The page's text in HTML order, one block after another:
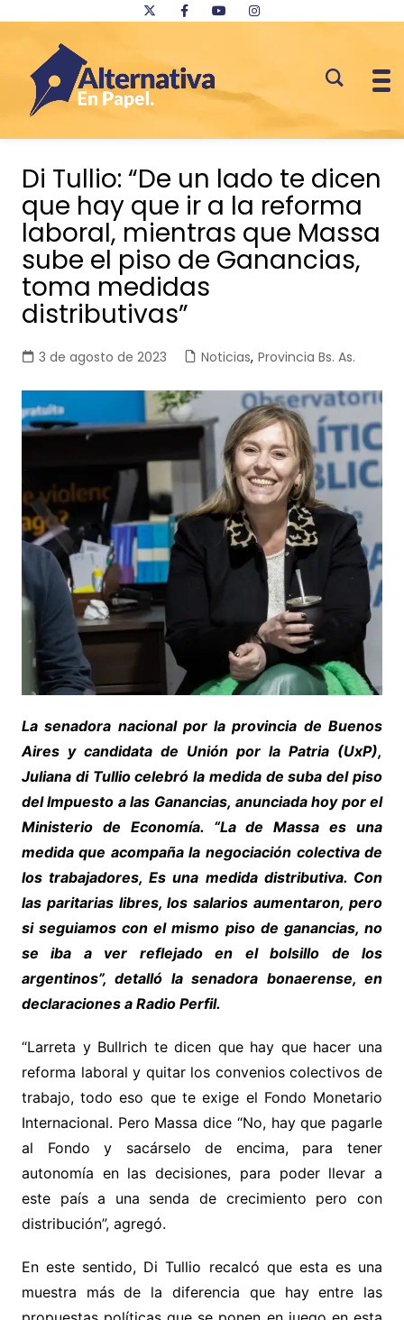
contenido
Di Tullio: “De un lado te dicen
que hay que ir a la reforma
laboral, mientras que Massa
sube el piso de Ganancias,
toma medidas
distributivas”
3 de agosto de 2023 Noticias, Provincia Bs. As.
La senadora nacional por la provincia de Buenos
Aires y candidata de Unión por la Patria (UxP),
Juliana di Tullio celebró la medida de suba del piso
del Impuesto a las Ganancias, anunciada hoy por el
Ministerio de Economía. “La de Massa es una
medida que acompaña la negociación colectiva de
los trabajadores, Es una medida distributiva. Con
las paritarias libres, los salarios aumentaron, pero
si seguiamos con el mismo piso de ganancias, no
se iba a ver reflejado en el bolsillo de los
argentinos”, detalló la senadora bonaerense, en
declaraciones a Radio Perfil.
“Larreta y Bullrich te dicen que hay que hacer una
reforma laboral y quitar los convenios colectivos de
trabajo, todo eso que te exige el Fondo Monetario
Internacional. Pero Massa dice “No, hay que pagarle
al Fondo y sacárselo de encima, para tener
autonomía en las decisiones, para poder llevar a
este país a una senda de crecimiento pero con
distribución”, agregó.
En este sentido, Di Tullio recalcó que esta es una
muestra más de la diferencia que hay entre las